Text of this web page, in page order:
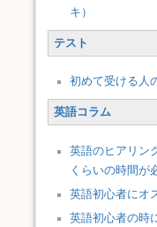
キ）
テスト
初めて受ける人
英語コラム
英語のヒアリン
くらいの時間が
英語初心者にオ
英語初心者の時